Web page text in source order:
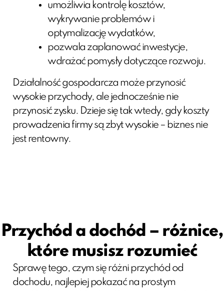
umożliwia kontrolę kosztów,
wykrywanie problemów i
optymalizację wydatków,
pozwala zaplanować inwestycje,
wdrażać pomysły dotyczące rozwoju.
Działalność gospodarcza może przynosić
wysokie przychody, ale jednocześnie nie
przynosić zysku. Dzieje się tak wtedy, gdy koszty
prowadzenia firmy są zbyt wysokie – biznes nie
jest rentowny.
Przychód a dochód – różnice,
które musisz rozumieć
Sprawę tego, czym się różni przychód od
dochodu, najlepiej pokazać na prostym